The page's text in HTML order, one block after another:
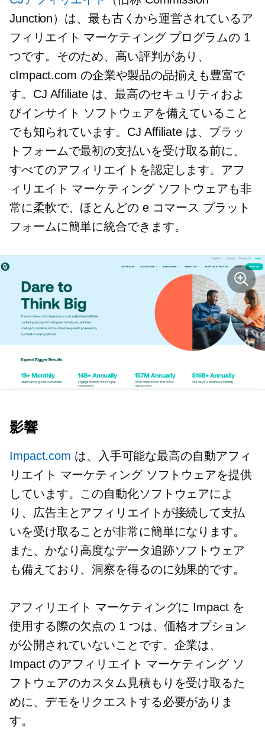
Junction）は、最も古くから運営されているア
フィリエイト マーケティング プログラムの 1
つです。そのため、高い評判があり、
cImpact.com の企業や製品の品揃えも豊富で
す。CJ Affiliate は、最高のセキュリティおよ
びインサイト ソフトウェアを備えていること
でも知られています。CJ Affiliate は、プラッ
トフォームで最初の支払いを受け取る前に、
すべてのアフィリエイトを認定します。アフ
ィリエイト マーケティング ソフトウェアも非
常に柔軟で、ほとんどの e コマース プラット
フォームに簡単に統合できます。
影響
Impact.com は、入手可能な最高の自動アフィ
リエイト マーケティング ソフトウェアを提供
しています。この自動化ソフトウェアによ
り、広告主とアフィリエイトが接続して支払
いを受け取ることが非常に簡単になります。
また、かなり高度なデータ追跡ソフトウェア
も備えており、洞察を得るのに効果的です。
アフィリエイト マーケティングに Impact を
使用する際の欠点の 1 つは、価格オプション
が公開されていないことです。企業は、
Impact のアフィリエイト マーケティング ソ
フトウェアのカスタム見積もりを受け取るた
めに、デモをリクエストする必要がありま
す。